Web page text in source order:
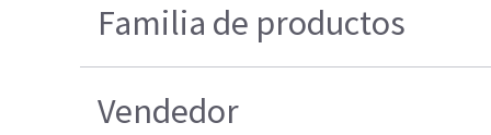
Familia de productos
Vendedor